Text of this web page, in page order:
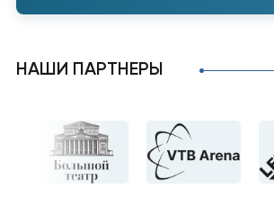
НАШИ ПАРТНЕРЫ